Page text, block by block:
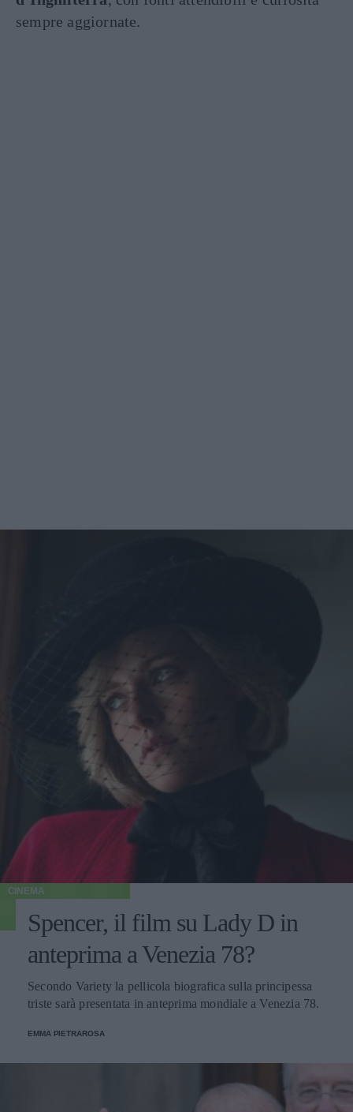
sempre aggiornate.
CINEMA
Spencer, il film su Lady D in
anteprima a Venezia 78?
Secondo Variety la pellicola biografica sulla principessa
triste sarà presentata in anteprima mondiale a Venezia 78.
EMMA PIETRAROSA